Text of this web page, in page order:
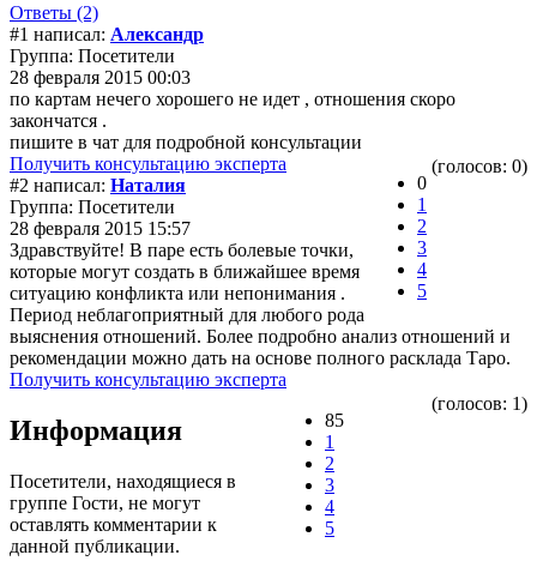
Ответы (2)
#1 написал: Александр
Группа: Посетители
28 февраля 2015 00:03
по картам нечего хорошего не идет , отношения скоро
закончатся .
пишите в чат для подробной консультации
Получить консультацию эксперта
0
1
2
3
4
5
(голосов: 0)
#2 написал: Наталия
Группа: Посетители
28 февраля 2015 15:57
Здравствуйте! В паре есть болевые точки,
которые могут создать в ближайшее время
ситуацию конфликта или непонимания .
Период неблагоприятный для любого рода
выяснения отношений. Более подробно анализ отношений и
рекомендации можно дать на основе полного расклада Таро.
Получить консультацию эксперта
85
1
2
3
4
5
(голосов: 1)
Информация
Посетители, находящиеся в
группе Гости, не могут
оставлять комментарии к
данной публикации.